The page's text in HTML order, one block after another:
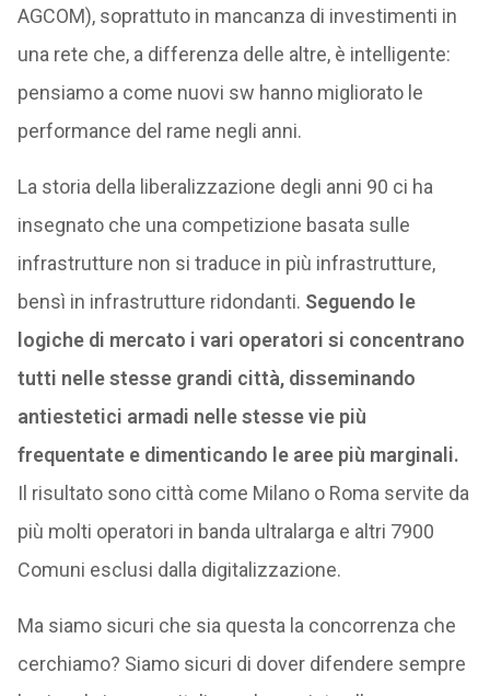
AGCOM), soprattuto in mancanza di investimenti in
una rete che, a differenza delle altre, è intelligente:
pensiamo a come nuovi sw hanno migliorato le
performance del rame negli anni.
La storia della liberalizzazione degli anni 90 ci ha
insegnato che una competizione basata sulle
infrastrutture non si traduce in più infrastrutture,
bensì in infrastrutture ridondanti. Seguendo le
logiche di mercato i vari operatori si concentrano
tutti nelle stesse grandi città, disseminando
antiestetici armadi nelle stesse vie più
frequentate e dimenticando le aree più marginali.
Il risultato sono città come Milano o Roma servite da
più molti operatori in banda ultralarga e altri 7900
Comuni esclusi dalla digitalizzazione.
Ma siamo sicuri che sia questa la concorrenza che
cerchiamo? Siamo sicuri di dover difendere sempre